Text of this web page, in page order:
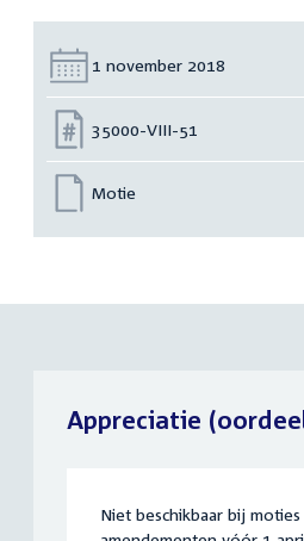
Datum:
1 november 2018
Nummer:
35000-VIII-51
Motie
Appreciatie
Niet beschikbaar bij